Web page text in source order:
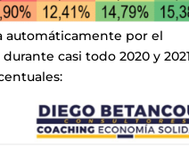
automáticamente por el
casi todo 2020 y